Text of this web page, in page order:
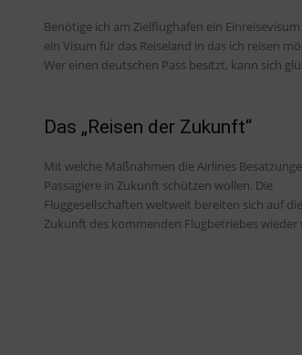
Benötige ich am Zielflughafen ein Einreisevisum
ein Visum für das Reiseland in das ich reisen
Wer einen deutschen Pass besitzt, kann sich
Das „Reisen der Zukunft“
Mit welche Maßnahmen die Airlines
Passagiere in Zukunft schützen wollen. Die
Fluggesellschaften weltweit bereiten sich auf die
Zukunft des kommenden Flugbetriebes wieder